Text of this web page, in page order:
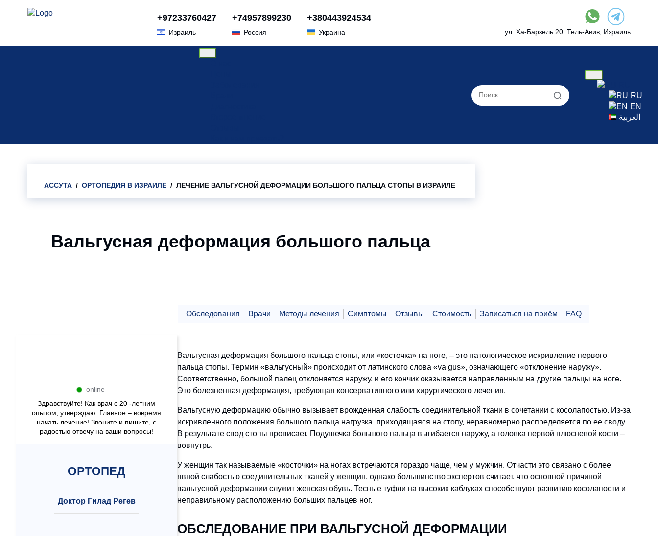
+97233760427
Израиль
+74957899230
Россия
+380443924534
Украина ул. Ха-Барзель 20, Тель-Авив, Израиль
RU
EN
العربية
АССУТА/ ОРТОПЕДИЯ В ИЗРАИЛЕ/ ЛЕЧЕНИЕ ВАЛЬГУСНОЙ ДЕФОРМАЦИИ БОЛЬШОГО ПАЛЬЦА СТОПЫ В ИЗРАИЛЕ
Вальгусная деформация большого пальца
Обследования Врачи Методы лечения Симптомы Отзывы Стоимость Записаться на приём FAQ
online
Здравствуйте! Как врач с 20 -летним
опытом, утверждаю: Главное – вовремя
начать лечение! Звоните и пишите, с
радостью отвечу на ваши вопросы!
ОРТОПЕД
Доктор Гилад Регев
Вальгусная деформация большого пальца стопы, или «косточка» на ноге, – это патологическое искривление первого
пальца стопы. Термин «вальгусный» происходит от латинского слова «valgus», означающего «отклонение наружу».
Соответственно, большой палец отклоняется наружу, и его кончик оказывается направленным на другие пальцы на ноге.
Это болезненная деформация, требующая консервативного или хирургического лечения.
Вальгусную деформацию обычно вызывает врожденная слабость соединительной ткани в сочетании с косолапостью. Из-за
искривленного положения большого пальца нагрузка, приходящаяся на стопу, неравномерно распределяется по ее своду.
В результате свод стопы провисает. Подушечка большого пальца выгибается наружу, а головка первой плюсневой кости –
вовнутрь.
У женщин так называемые «косточки» на ногах встречаются гораздо чаще, чем у мужчин. Отчасти это связано с более
явной слабостью соединительных тканей у женщин, однако большинство экспертов считает, что основной причиной
вальгусной деформации служит женская обувь. Тесные туфли на высоких каблуках способствуют развитию косолапости и
неправильному расположению больших пальцев ног.
ОБСЛЕДОВАНИЕ ПРИ ВАЛЬГУСНОЙ ДЕФОРМАЦИИ